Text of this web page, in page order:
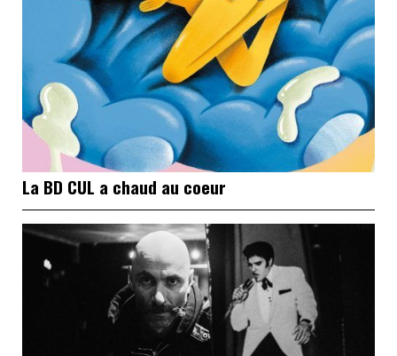
La BD CUL a chaud au coeur